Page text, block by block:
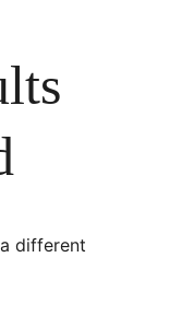
different